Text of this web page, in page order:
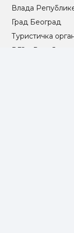
Влада
Град Београд
Туристичка
РГЗ –